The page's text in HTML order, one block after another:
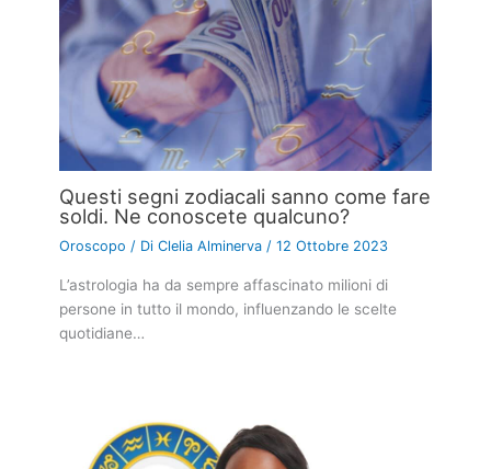
Questi segni zodiacali sanno come fare
soldi. Ne conoscete qualcuno?
Oroscopo / DiClelia Alminerva /12 Ottobre 2023
L’astrologia ha da sempre affascinato milioni di
persone in tutto il mondo, influenzando le scelte
quotidiane…